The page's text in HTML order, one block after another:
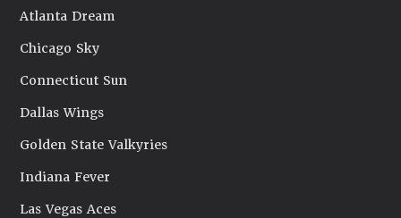
Atlanta Dream
Chicago Sky
Connecticut Sun
Dallas Wings
Golden State Valkyries
Indiana Fever
Las Vegas Aces